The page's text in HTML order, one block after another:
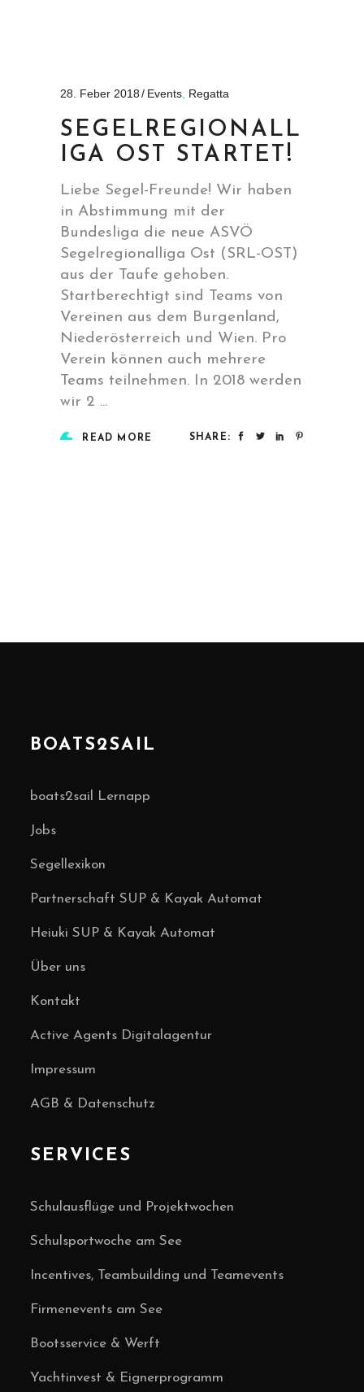
28. Feber 2018 Events Regatta
SEGELREGIONALL
IGA OST STARTET!
Liebe Segel-Freunde! Wir haben
in Abstimmung mit der
Bundesliga die neue ASVÖ
Segelregionalliga Ost (SRL-OST)
aus der Taufe gehoben.
Startberechtigt sind Teams von
Vereinen aus dem Burgenland,
Niederösterreich und Wien. Pro
Verein können auch mehrere
Teams teilnehmen. In 2018 werden
wir 2
READ MORE SHARE:
BOATS2SAIL
boats2sail Lernapp
Jobs
Segellexikon
Partnerschaft SUP & Kayak Automat
Heiuki SUP & Kayak Automat
Über uns
Kontakt
Active Agents Digitalagentur
Impressum
AGB & Datenschutz
SERVICES
Schulausflüge und Projektwochen
Schulsportwoche am See
Incentives, Teambuilding und Teamevents
Firmenevents am See
Bootsservice & Werft
Yachtinvest & Eignerprogramm